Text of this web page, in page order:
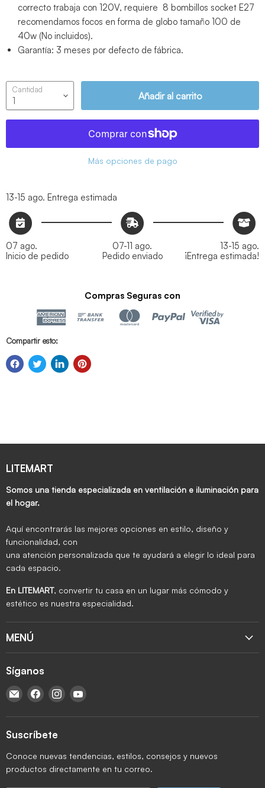
correcto trabaja con 120V, requiere 8 bombillos socket E27
recomendamos focos en forma de globo tamaño 100 de
40w (No incluidos).
Garantía: 3 meses por defecto de fábrica.
Cantidad
Añadir al carrito
Más opciones de pago
13-15 ago. Entrega estimada
07 ago.
Inicio de pedido
07-11 ago.
Pedido enviado
13-15 ago.
¡Entrega estimada!
Compras Seguras con
Compartir esto:
LITEMART
Somos una tienda especializada en ventilación e iluminación para
el hogar.
Aquí encontrarás las mejores opciones en estilo, diseño y
funcionalidad, con
una atención personalizada que te ayudará a elegir lo ideal para
cada espacio.
En LITEMART, convertir tu casa en un lugar más cómodo y
estético es nuestra especialidad.
MENÚ
Síganos
Encuéntrenos en Correo electrónico
Encuéntrenos en Facebook
Encuéntrenos en Instagram
Suscríbete
Conoce nuevas tendencias, estilos, consejos y nuevos
productos directamente en tu correo.